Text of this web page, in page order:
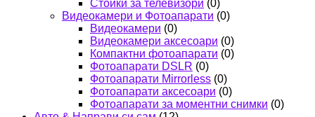
Стойки за телевизори (0)
Видеокамери и Фотоапарати (0)
Видеокамери (0)
Видеокамери аксесоари (0)
Компактни фотоапарати (0)
Фотоапарати DSLR (0)
Фотоапарати Mirrorless (0)
Фотоапарати аксесоари (0)
Фотоапарати за моментни снимки (0)